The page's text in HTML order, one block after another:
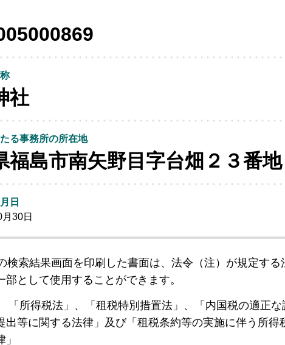
社
る事務所の所在地
福島市南矢野目字台畑２３番地
日
30日
検索結果画面を印刷した書面は、法令（注）が規定す
部として使用することができます。
「所得税法」、「租税特別措置法」、「内国税の適正
出等に関する法律」及び「租税条約等の実施に伴う所